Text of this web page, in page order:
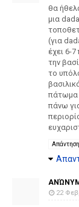
θα
μια
(για
έχει 6-
την
το
πάτωμα
πάνω
Απάντηση
22